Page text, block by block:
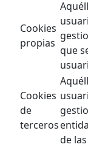
Cookies
propias
que
Cookies
de
terceros
de